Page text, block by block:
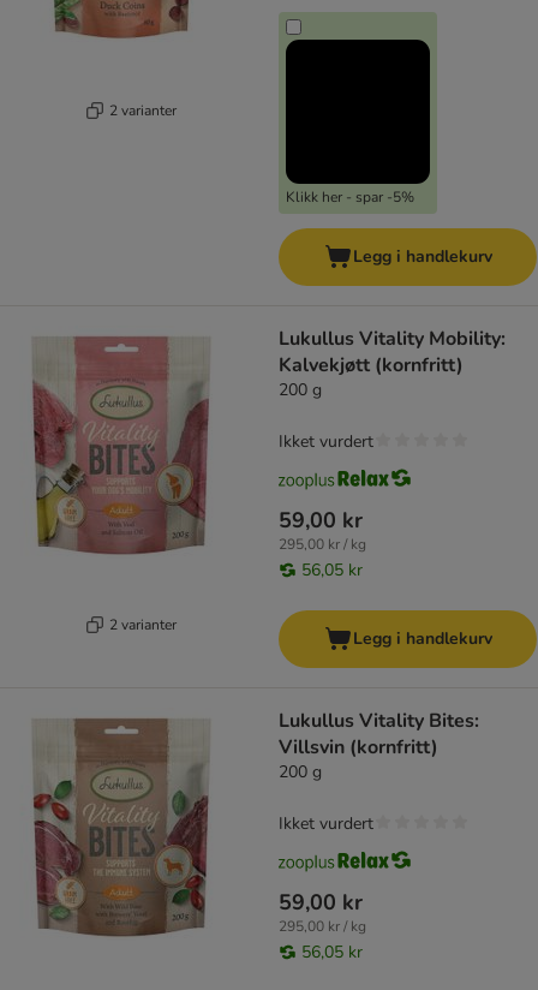
2 varianter
Klikk her - spar -5%
Legg i handlekurv
2 varianter
Lukullus Vitality Mobility:
Kalvekjøtt (kornfritt)
200 g
59,00 kr
295,00 kr / kg
56,05 kr
Ikket vurdert
Legg i handlekurv
Lukullus Vitality Bites:
Villsvin (kornfritt)
200 g
59,00 kr
295,00 kr / kg
56,05 kr
Ikket vurdert